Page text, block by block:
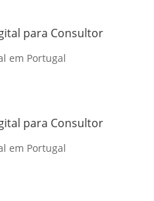
para Consultor
em Portugal
para Consultor
em Portugal